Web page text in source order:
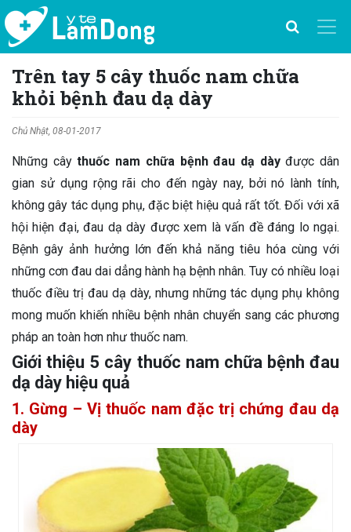
Trên tay 5 cây thuốc nam chữa
khỏi bệnh đau dạ dày
Chủ Nhật, 08-01-2017
Những câythuốc nam chữa bệnh đau dạ dàyđược dân
gian sử dụng rộng rãi cho đến ngày nay, bởi nó lành tính,
không gây tác dụng phụ, đặc biệt hiệu quả rất tốt. Đối với xã
hội hiện đại, đau dạ dày được xem là vấn đề đáng lo ngại.
Bệnh gây ảnh hưởng lớn đến khả năng tiêu hóa cùng với
những cơn đau dai dẳng hành hạ bệnh nhân. Tuy có nhiều loại
thuốc điều trị đau dạ dày, nhưng những tác dụng phụ không
mong muốn khiến nhiều bệnh nhân chuyển sang các phương
pháp an toàn hơn như thuốc nam.
Giới thiệu 5 cây thuốc nam chữa bệnh đau
dạ dày hiệu quả
1. Gừng – Vị thuốc nam đặc trị chứng đau dạ
dày